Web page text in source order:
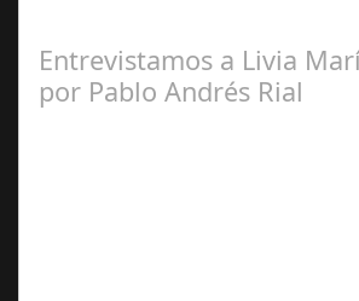
Entrevistamos a Livia
por Pablo Andrés Rial